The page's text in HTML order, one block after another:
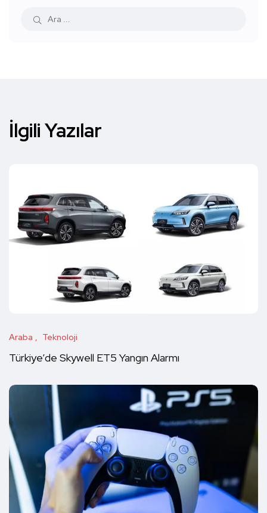
İlgili Yazılar
Araba Teknoloji
Türkiye’de Skywell ET5 Yangın Alarmı